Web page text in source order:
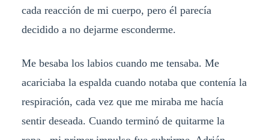
cada reacción de mi cuerpo, pero él parecía
decidido a no dejarme esconderme.
Me besaba los labios cuando me tensaba. Me
acariciaba la espalda cuando notaba que contenía la
respiración, cada vez que me miraba me hacía
sentir deseada. Cuando terminó de quitarme la